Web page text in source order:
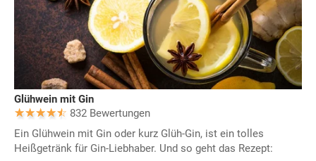
Glühwein mit Gin
832 Bewertungen
Ein Glühwein mit Gin oder kurz Glüh-Gin, ist ein tolles
Heißgetränk für Gin-Liebhaber. Und so geht das Rezept: